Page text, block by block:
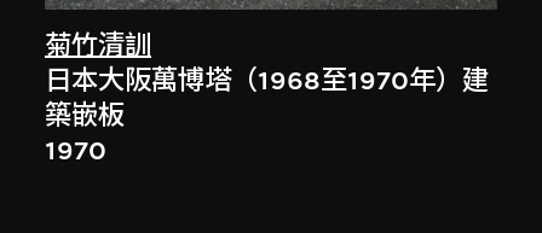
菊竹清訓
日本大阪萬博塔（1968至1970年）建
築嵌板
1970